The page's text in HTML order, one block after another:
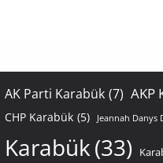
AK Parti Karabük (7) AKP
CHP Karabük (5) Jeannah
Karabük(33)